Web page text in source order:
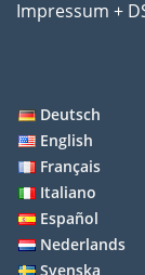
Impressum +
Deutsch
English
Français
Italiano
Español
Nederlands
Svenska